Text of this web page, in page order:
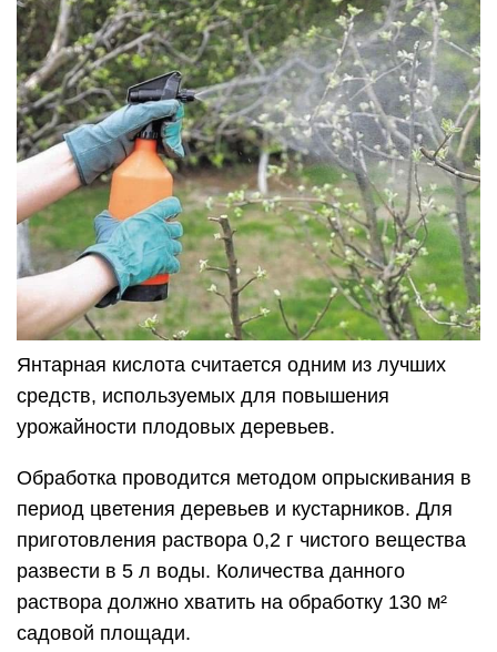
Янтарная кислота считается одним из лучших
средств, используемых для повышения
урожайности плодовых деревьев.
Обработка проводится методом опрыскивания в
период цветения деревьев и кустарников. Для
приготовления раствора 0,2 г чистого вещества
развести в 5 л воды. Количества данного
раствора должно хватить на обработку 130 м²
садовой площади.